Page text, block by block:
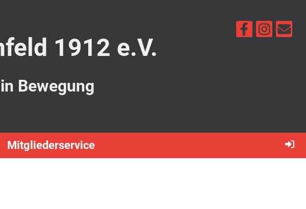
1912 e.V.
Bewegung
Mitgliederservice